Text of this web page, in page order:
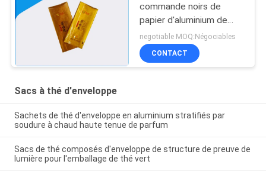
commande noirs de
papier d'aluminium de
sachet trois côtés
scellent la surface mate
et brillante
negotiable MOQ:Négociables
CONTACT
Sacs à thé d'enveloppe
Sachets de thé d'enveloppe en aluminium stratifiés par
soudure à chaud haute tenue de parfum
Sacs de thé composés d'enveloppe de structure de preuve de
lumière pour l'emballage de thé vert